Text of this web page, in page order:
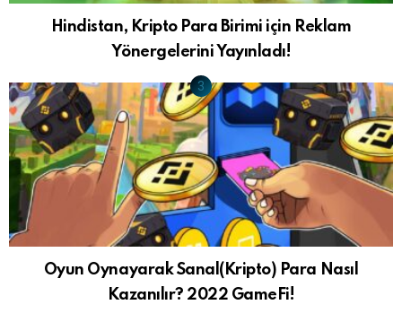
Hindistan, Kripto Para Birimi için Reklam
Yönergelerini Yayınladı!
Oyun Oynayarak Sanal(Kripto) Para Nasıl
Kazanılır? 2022 GameFi!